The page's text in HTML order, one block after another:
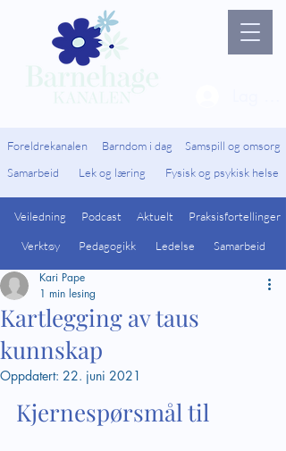
Foreldrekanalen Barndom i dag
Samspill og omsorg
Samarbeid
Lek og læring Fysisk og psykisk helse
Veiledning
Verktøy
Podcast
Pedagogikk
Aktuelt Praksisfortellinger
Ledelse Samarbeid
Kartlegging av taus
kunnskap
Kari Pape
1 min lesing
Oppdatert: 22. juni 2021
Kjernespørsmål til